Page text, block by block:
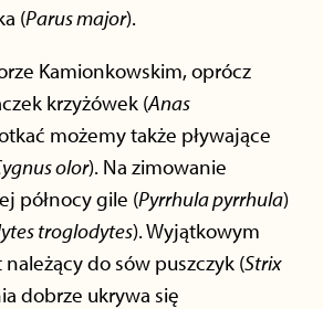
(Parus major).
Kamionkowskim, oprócz
krzyżówek (Anas
możemy także pływające
olor). Na zimowanie
północy gile (Pyrrhula pyrrhula)
troglodytes). Wyjątkowym
do sów puszczyk (Strix
dobrze ukrywa się